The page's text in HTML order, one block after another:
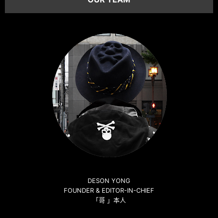
DESON YONG
FOUNDER & EDITOR-IN-CHIEF
「哥 」本人